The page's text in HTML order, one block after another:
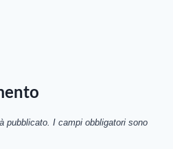
pubblicato. I campi obbligatori sono